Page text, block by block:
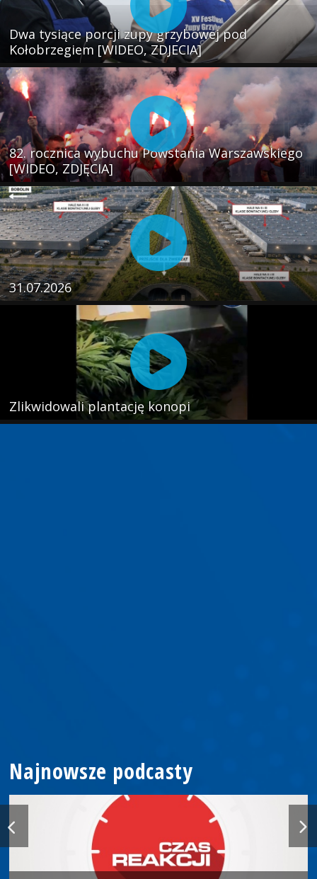
Dwa tysiące porcji zupy grzybowej pod
Kołobrzegiem [WIDEO, ZDJECIA]
82. rocznica wybuchu Powstania Warszawskiego
[WIDEO, ZDJĘCIA]
31.07.2026
Zlikwidowali plantację konopi
Najnowsze podcasty